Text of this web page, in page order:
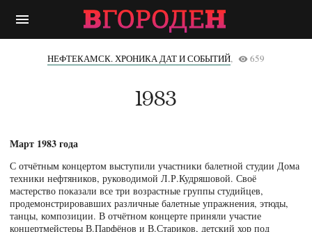
menu
НЕФТЕКАМСК. ХРОНИКА ДАТ И СОБЫТИЙ, remove_red_eye 659
1983
Март 1983 года
С отчётным концертом выступили участники балетной студии Дома
техники нефтяников, руководимой Л.Р.Кудряшовой. Своё
мастерство показали все три возрастные группы студийцев,
продемонстрировавших различные балетные упражнения, этюды,
танцы, композиции. В отчётном концерте приняли участие
концертмейстеры В.Парфёнов и В.Стариков, детский хор под